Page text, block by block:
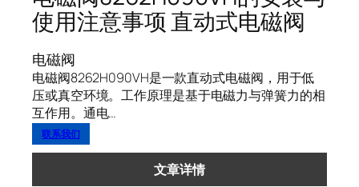
使用注意事项 直动式电磁阀
电磁阀
电磁阀8262H090VH是一款直动式电磁阀，用于低
压或真空环境。工作原理是基于电磁力与弹簧力的相
互作用。通电…
联系我们
文章详情